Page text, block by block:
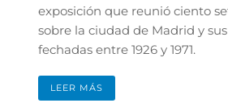
exposición que reunió ciento
sobre la ciudad de Madrid y
fechadas entre 1926 y 1971.
LEER MÁS